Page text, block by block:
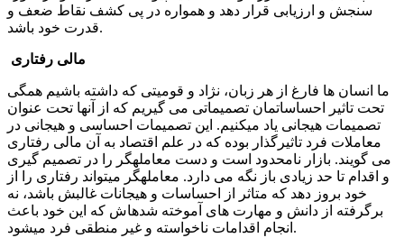
سنجش و ارزیابی قرار دهد و همواره در پی کشف نقاط ضعف و
قدرت خود باشد.
مالی رفتاری
ما انسان ها فارغ از هر زبان، نژاد و قومیتی که داشته باشیم همگی
تحت تاثیر احساساتمان تصمیماتی می گیریم که از آنها تحت عنوان
تصمیمات هیجانی یاد می­کنیم. این تصمیمات احساسی و هیجانی در
معاملات فرد تاثیرگذار بوده که در علم اقتصاد به آن مالی رفتاری
می گویند. بازار نامحدود است و دست معامله­گر را در تصمیم گیری
و اقدام تا حد زیادی باز نگه می دارد. معامله­گر می­تواند رفتاری را از
خود بروز دهد که متاثر از احساسات و هیجانات غالبش باشد، نه
برگرفته از دانش و مهارت های آموخته شده­اش که این خود باعث
انجام اقدامات ناخواسته و غیر منطقی فرد می­شود.